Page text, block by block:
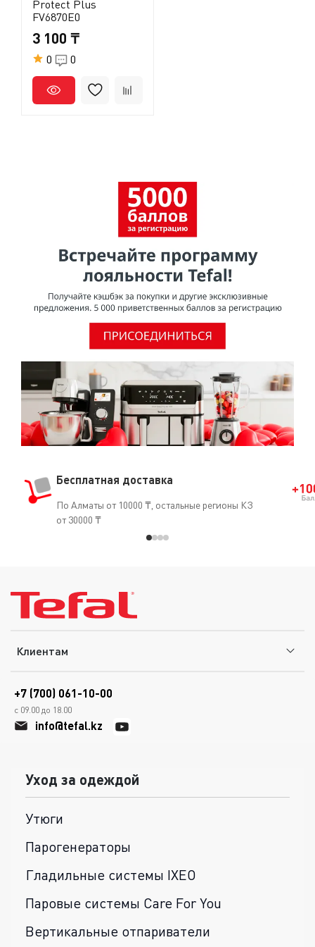
Protect Plus
FV6870E0
3 100 ₸
0 0
Бесплатная доставка
По Алматы от 10000 ₸, остальные регионы КЗ
от 30000 ₸
Клиентам
+7 (700) 061-10-00
с 09.00 до 18.00
info@tefal.kz
Уход за одеждой
Утюги
Парогенераторы
Гладильные системы IXEO
Паровые системы Care For You
Вертикальные отпариватели